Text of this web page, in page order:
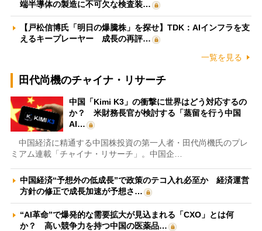
端半導体の製造に不可欠な検査装…
【戸松信博氏「明日の爆騰株」を探せ】TDK：AIインフラを支
えるキープレーヤー 成長の再評…
一覧を見る
田代尚機のチャイナ・リサーチ
中国「Kimi K3」の衝撃に世界はどう対応するの
か？ 米財務長官が検討する「蒸留を行う中国
AI…
中国経済に精通する中国株投資の第一人者・田代尚機氏のプレ
ミアム連載「チャイナ・リサーチ」。中国企…
中国経済“予想外の低成長”で政策のテコ入れ必至か 経済運営
方針の修正で成長加速が予想さ…
“AI革命”で爆発的な需要拡大が見込まれる「CXO」とは何
か？ 高い競争力を持つ中国の医薬品…